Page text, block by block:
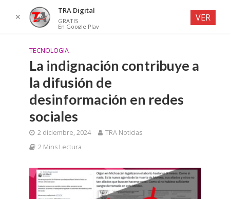
TECNOLOGIA
La indignación contribuye a
la difusión de
desinformación en redes
sociales
2 diciembre, 2024
TRA Noticias
2 Mins Lectura
✕
TRA Digital
GRATIS
En Google Play
VER